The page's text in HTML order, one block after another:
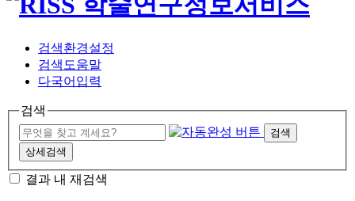
검색환경설정
검색도움말
다국어입력
검색
검색
상세검색
결과 내 재검색